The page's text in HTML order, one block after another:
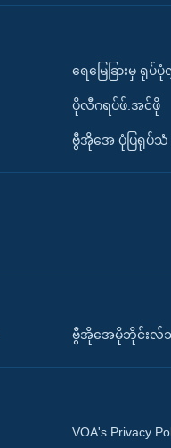
ရေမြေခြားမှ ရုပ်
ပိုလီဂရပ်ဖ်.အင်ဖို
ဗွီအိုအေ ပုံပြရုပ်သံ
ဗွီအိုအေမိုဘိုင်းလ်
VOA's Privacy